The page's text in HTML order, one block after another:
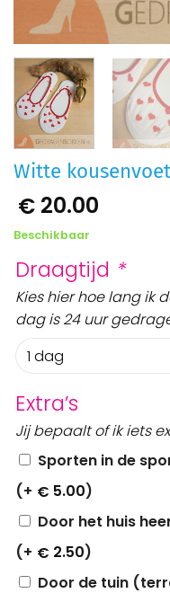
Witte
€ 20.00
Beschikbaar
Draagtijd *
Kies hier hoe lang ik
dag is 24 uur
Extra’s
Jij bepaalt of ik iets
Sporten in de
(+ € 5.00)
Door het huis
(+ € 2.50)
Door de tuin